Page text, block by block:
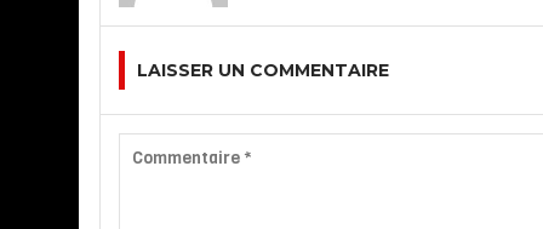
LAISSER UN COMMENTAIRE